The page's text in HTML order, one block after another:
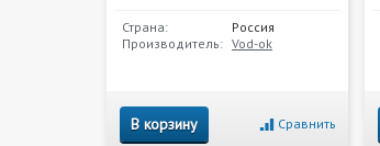
Страна:
Россия
Производитель: Vod-ok
В корзину Сравнить